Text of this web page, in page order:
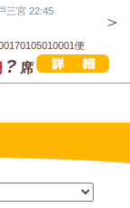
宮 22:45
便
? 席